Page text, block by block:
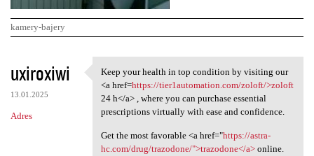
kamery-bajery
K
o
m
e
uxiroxiwi
13.01.2025
Adres
Keep your health in top
Keep your health in top condition by visiting our
<a href=https://tier1automation.com/zoloft/>zoloft
24 h</a> , where you can purchase essential
prescriptions virtually with ease and confidence.
Get the most favorable <a href="https://astra-
hc.com/drug/trazodone/">trazodone</a>online.